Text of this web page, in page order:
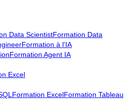
Data ScientistFormation Data
Formation à l'IA
Formation Agent IA
Excel
Formation ExcelFormation Tableau